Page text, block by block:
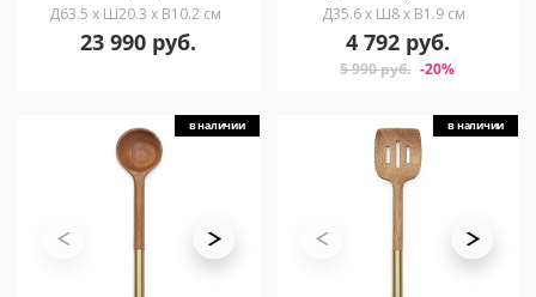
Д63.5 x Ш20.3 x В10.2 см
23 990 руб.
Д35.6 x Ш8 x В1.9 см
4 792 руб.
5 990 руб. -20%
в наличии в наличии